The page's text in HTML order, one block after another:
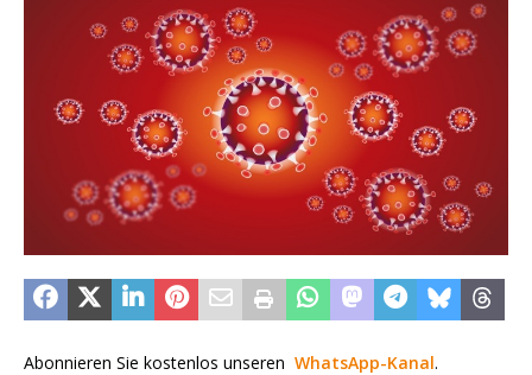
Abonnieren Sie kostenlos unseren WhatsApp-Kanal.